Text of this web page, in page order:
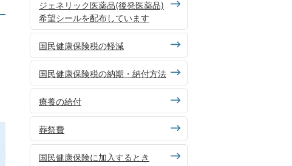
ジェネリック医薬品(後発医薬品)
希望シールを配布しています
国民健康保険税の軽減
国民健康保険税の納期・納付方法
療養の給付
葬祭費
国民健康保険に加入するとき